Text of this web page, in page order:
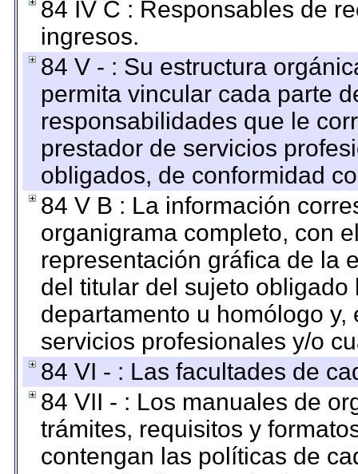
84 IV C : Responsables de
ingresos.
84 V - : Su estructura
permita vincular cada parte
responsabilidades que le
prestador de servicios
obligados, de conformidad
84 V B : La información
organigrama completo, con
representación gráfica de la
del titular del sujeto
departamento u homólogo
servicios profesionales y/o
84 VI - : Las facultades de
84 VII - : Los manuales de
trámites, requisitos y
contengan las políticas de